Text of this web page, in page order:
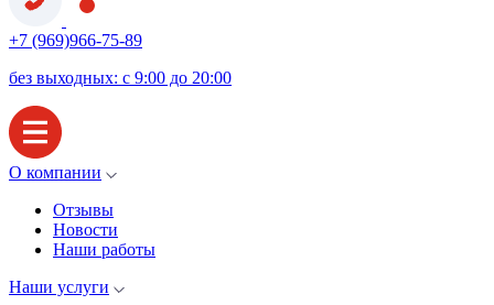
+7 (969)966-75-89
без выходных: с 9:00 до 20:00
О компании
Отзывы
Новости
Наши работы
Наши услуги